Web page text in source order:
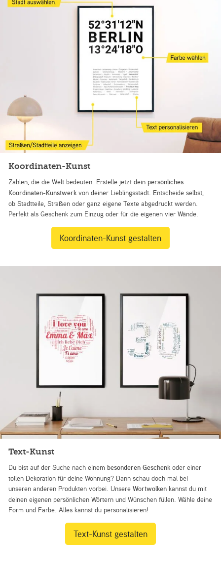
Koordinaten-Kunst
Zahlen, die die Welt bedeuten. Erstelle jetzt dein persönliches
Koordinaten-Kunstwerk von deiner Lieblingsstadt. Entscheide selbst,
ob Stadtteile, Straßen oder ganz eigene Texte abgedruckt werden.
Perfekt als Geschenk zum Einzug oder für die eigenen vier Wände.
Koordinaten-Kunst gestalten
Text-Kunst
Du bist auf der Suche nach einem besonderen Geschenk oder einer
tollen Dekoration für deine Wohnung? Dann schau doch mal bei
unseren anderen Produkten vorbei. UnsereWortwolken kannst du mit
deinen eigenen persönlichen Wörtern und Wünschen füllen. Wähle deine
Form und Farbe. Alles kannst du personalisieren!
Text-Kunst gestalten